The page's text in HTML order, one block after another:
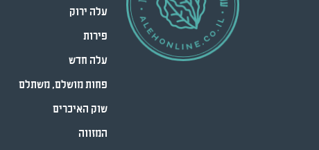
עלה ירוק
פירות
עלה חדש
פחות מושלם, משתלם
שוק האיכרים
המזווה